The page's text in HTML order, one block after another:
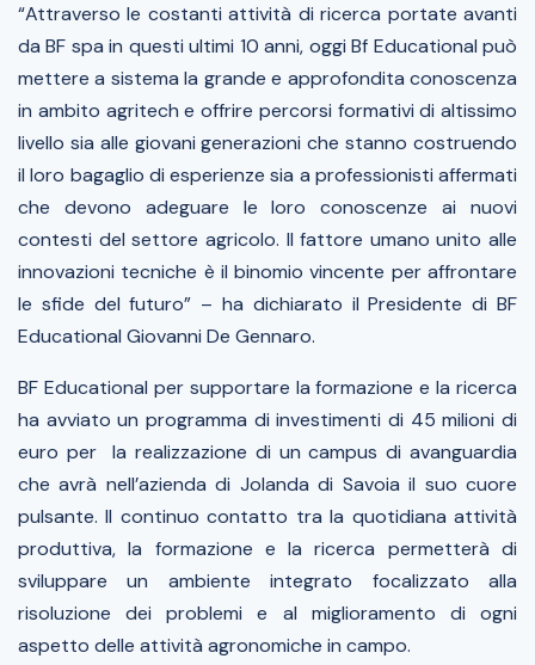
“Attraverso le costanti attività di ricerca portate avanti
da BF spa in questi ultimi 10 anni, oggi Bf Educational può
mettere a sistema la grande e approfondita conoscenza
in ambito agritech e offrire percorsi formativi di altissimo
livello sia alle giovani generazioni che stanno costruendo
il loro bagaglio di esperienze sia a professionisti affermati
che devono adeguare le loro conoscenze ai nuovi
contesti del settore agricolo. Il fattore umano unito alle
innovazioni tecniche è il binomio vincente per affrontare
le sfide del futuro” – ha dichiarato il Presidente di BF
Educational Giovanni De Gennaro.
BF Educational per supportare la formazione e la ricerca
ha avviato un programma di investimenti di 45 milioni di
euro per la realizzazione di un campus di avanguardia
che avrà nell’azienda di Jolanda di Savoia il suo cuore
pulsante. Il continuo contatto tra la quotidiana attività
produttiva, la formazione e la ricerca permetterà di
sviluppare un ambiente integrato focalizzato alla
risoluzione dei problemi e al miglioramento di ogni
aspetto delle attività agronomiche in campo.